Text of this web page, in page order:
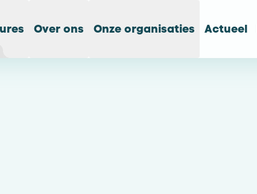
Over ons Onze organisaties Actueel